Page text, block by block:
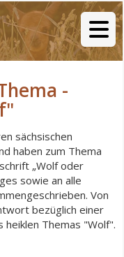
-
sächsischen
haben zum Thema
„Wolf oder
sowie an alle
Von
bezüglich einer
Themas "Wolf".